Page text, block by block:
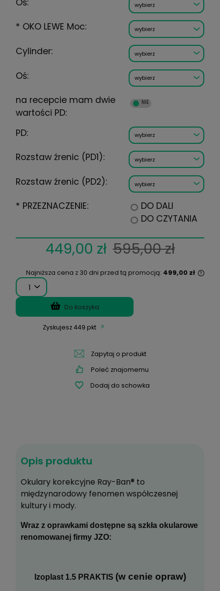
RODZAJ SZKŁA:
Cylinder:
*OKO LEWE Moc:
Cylinder:
na recepcie mam dwie
PD:
Rozstaw źrenic (PD1):
Rozstaw źrenic (PD2):
PRZEZNACZENIE:
Najniższa cena z 30 dni przed tą promocją:
1
Zyskujesz449pkt ?
Poleć znajomemu
Opis produktu
Okulary korekcyjne Ray-Ban® to
międzynarodowy fenomen współczesnej
kultury i mody.
Wraz z oprawkami dostępne są szkła okularowe
renomowanej firmy JZO:
Izoplast 1.5 PRAKTIS (w cenie opraw)